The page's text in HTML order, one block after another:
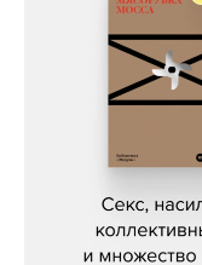
Сергей